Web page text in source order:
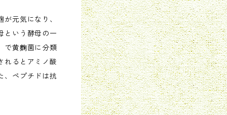
元気になり、
という酵母の一
で黄麴菌に分類
れるとアミノ酸
、ペプチドは抗